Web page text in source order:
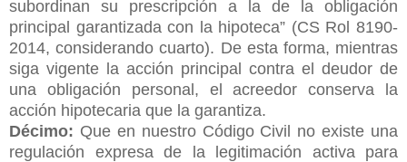
subordinan su prescripción a la de la obligación
principal garantizada con la hipoteca” (CS Rol 8190-
2014, considerando cuarto). De esta forma, mientras
siga vigente la acción principal contra el deudor de
una obligación personal, el acreedor conserva la
acción hipotecaria que la garantiza.
Décimo: Que en nuestro Código Civil no existe una
regulación expresa de la legitimación activa para